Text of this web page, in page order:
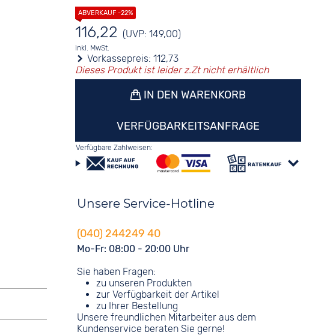
116,22 (UVP: 149,00)
inkl. MwSt.
Vorkassepreis: 112,73
Dieses Produkt ist leider z.Zt nicht erhältlich
IN DEN WARENKORB
VERFÜGBARKEITSANFRAGE
Verfügbare Zahlweisen:
Unsere Service-Hotline
(040) 244249 40
Mo-Fr: 08:00 - 20:00 Uhr
Sie haben Fragen:
zu unseren Produkten
zur Verfügbarkeit der Artikel
zu Ihrer Bestellung
Unsere freundlichen Mitarbeiter aus dem
Kundenservice beraten Sie gerne!